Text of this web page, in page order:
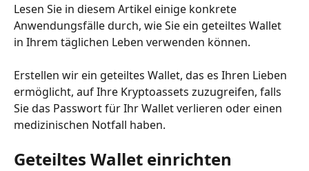
Lesen Sie in diesem Artikel einige konkrete
Anwendungsfälle durch, wie Sie ein geteiltes Wallet
in Ihrem täglichen Leben verwenden können.
Erstellen wir ein geteiltes Wallet, das es Ihren Lieben
ermöglicht, auf Ihre Kryptoassets zuzugreifen, falls
Sie das Passwort für Ihr Wallet verlieren oder einen
medizinischen Notfall haben.
Geteiltes Wallet einrichten